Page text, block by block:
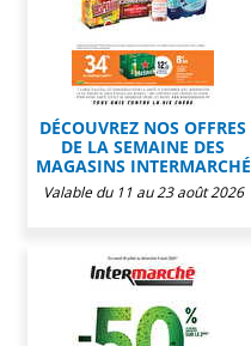
DÉCOUVREZ NOS OFFRES
DE LA SEMAINE DES
MAGASINS INTERMARCHÉ
Valable du 11 au 23 août 2026